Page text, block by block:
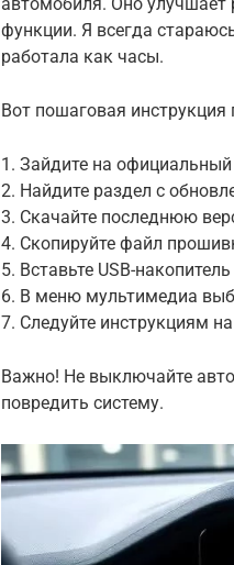
функции. Я всегда
работала как часы.
Вот пошаговая
1. Зайдите на
2. Найдите раздел с
3. Скачайте последнюю
4. Скопируйте файл
5. Вставьте USB-
6. В меню мультимедиа
7. Следуйте инструкциям
Важно! Не выключайте
повредить систему.